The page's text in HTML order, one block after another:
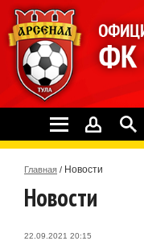
Главная / Новости
Новости
22.09.2021 20:15